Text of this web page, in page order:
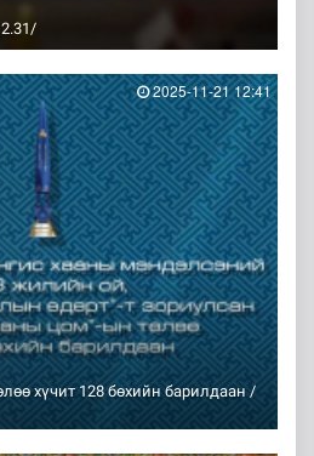
хүчит 128 бөхийн барилдаан /
2025-11-21 12:41